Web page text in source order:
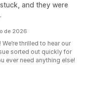
and they were
de 2026
thrilled to hear our
sorted out quickly for
ever need anything else!